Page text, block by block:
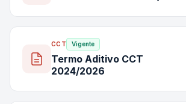
CCT Vigente
Termo Aditivo CCT
2024/2026